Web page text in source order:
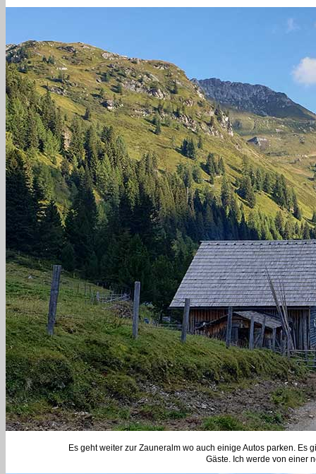
Es geht weiter zur Zauneralm wo auch einige Autos parken.
Gäste. Ich werde von einer